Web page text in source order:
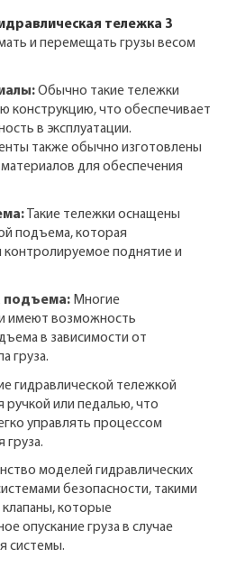
тележка 3
и перемещать грузы весом
Обычно такие тележки
конструкцию, что обеспечивает
в эксплуатации.
также обычно изготовлены
для обеспечения
Такие тележки оснащены
подъема, которая
контролируемое поднятие и
подъема:Многие
имеют возможность
в зависимости от
груза.
гидравлической тележкой
или педалью, что
управлять процессом
моделей гидравлических
безопасности, такими
которые
опускание груза в случае
системы.